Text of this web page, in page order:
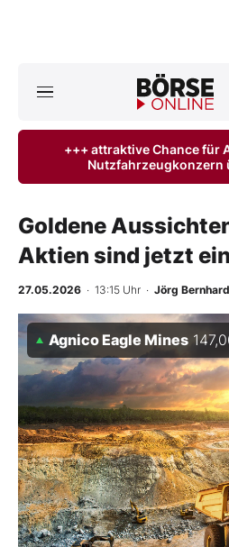
ktuelle Ausgabe
Finanz-Check
BO-Musterdepots
Experten
Mein B:O
Mein Konto
+++ attraktive Chance für
Nutzfahrzeugkonzern
Goldene
Aktien sind jetzt
27.05.2026 · 13:15 Uhr · Jörg Bernhard
Agnico Eagle Mines